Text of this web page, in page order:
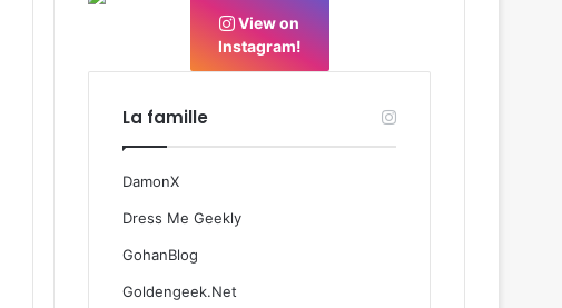
View on
Instagram!
La famille
DamonX
Dress Me Geekly
GohanBlog
Goldengeek.Net